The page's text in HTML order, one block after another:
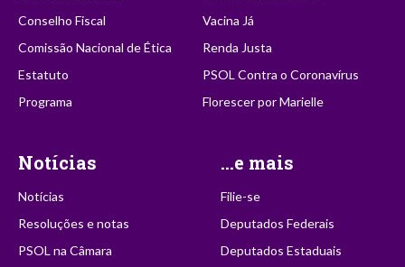
Conselho Fiscal
Comissão Nacional de Ética
Estatuto
Programa
Vacina Já
Renda Justa
PSOL Contra o Coronavírus
Florescer por Marielle
Notícias
Notícias
Resoluções e notas
PSOL na Câmara
...e mais
Filie-se
Deputados Federais
Deputados Estaduais